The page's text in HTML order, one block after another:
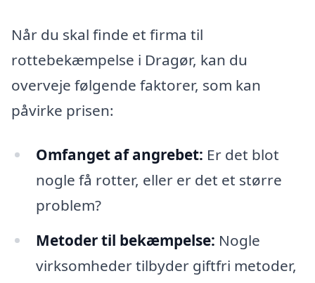
Når du skal finde et firma til
rottebekæmpelse i Dragør, kan du
overveje følgende faktorer, som kan
påvirke prisen:
Omfanget af angrebet: Er det blot
nogle få rotter, eller er det et større
problem?
Metoder til bekæmpelse: Nogle
virksomheder tilbyder giftfri metoder,